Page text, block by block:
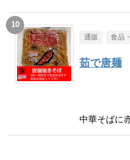
通販 食品
茹で唐麺
中華そばに